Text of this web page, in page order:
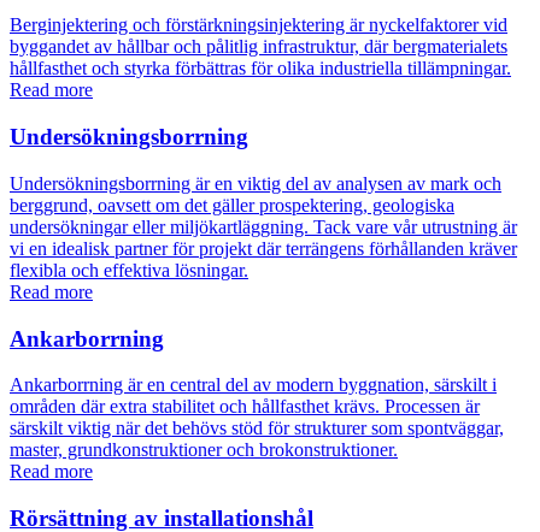
Berginjektering och förstärkningsinjektering är nyckelfaktorer vid
byggandet av hållbar och pålitlig infrastruktur, där bergmaterialets
hållfasthet och styrka förbättras för olika industriella tillämpningar.
Read more
Undersökningsborrning
Undersökningsborrning är en viktig del av analysen av mark och
berggrund, oavsett om det gäller prospektering, geologiska
undersökningar eller miljökartläggning. Tack vare vår utrustning är
vi en idealisk partner för projekt där terrängens förhållanden kräver
flexibla och effektiva lösningar.
Read more
Ankarborrning
Ankarborrning är en central del av modern byggnation, särskilt i
områden där extra stabilitet och hållfasthet krävs. Processen är
särskilt viktig när det behövs stöd för strukturer som spontväggar,
master, grundkonstruktioner och brokonstruktioner.
Read more
Rörsättning av installationshål